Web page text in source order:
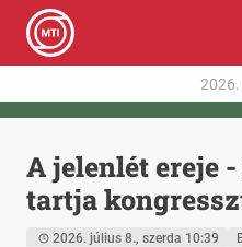
2026.
A jelenlét ereje
tartja
2026. július 8., szerda 10:39